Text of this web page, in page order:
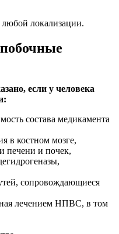
локализации.
если у человека
состава медикамента
в костном мозге,
печени и почек,
сопровождающиеся
лечением НПВС, в том